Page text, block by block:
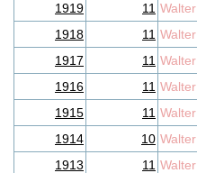
1919
11 Walter
1918
11 Walter
1917
11 Walter
1916
11 Walter
1915
11 Walter
1914
10 Walter
1913
11 Walter